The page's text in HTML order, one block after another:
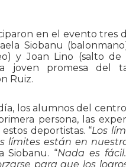
en el evento tres
Siobanu
y Joan Lino (salto
joven promesa del
Ruiz.
los alumnos del
persona, las
deportistas. “Los
límites están en
Siobanu. “Nada es
para que los